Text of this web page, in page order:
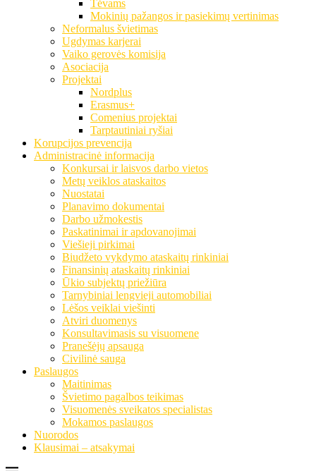
Tėvams
Mokinių pažangos ir pasiekimų vertinimas
Neformalus švietimas
Ugdymas karjerai
Vaiko gerovės komisija
Asociacija
Projektai
Nordplus
Erasmus+
Comenius projektai
Tarptautiniai ryšiai
Korupcijos prevencija
Administracinė informacija
Konkursai ir laisvos darbo vietos
Metų veiklos ataskaitos
Nuostatai
Planavimo dokumentai
Darbo užmokestis
Paskatinimai ir apdovanojimai
Viešieji pirkimai
Biudžeto vykdymo ataskaitų rinkiniai
Finansinių ataskaitų rinkiniai
Ūkio subjektų priežiūra
Tarnybiniai lengvieji automobiliai
Lėšos veiklai viešinti
Atviri duomenys
Konsultavimasis su visuomene
Pranešėjų apsauga
Civilinė sauga
Paslaugos
Maitinimas
Švietimo pagalbos teikimas
Visuomenės sveikatos specialistas
Mokamos paslaugos
Nuorodos
Klausimai – atsakymai